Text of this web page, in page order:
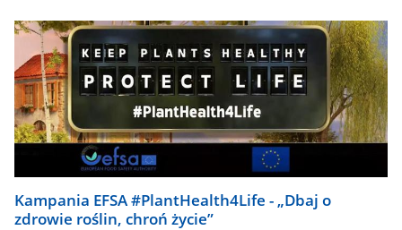
Kampania EFSA #PlantHealth4Life - „Dbaj o
zdrowie roślin, chroń życie”